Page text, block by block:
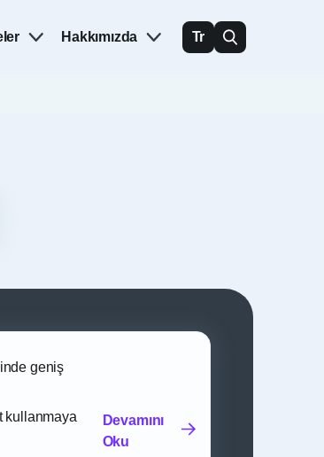
Hakkımızda Tr
geniş
kullanmaya
Devamını
Oku